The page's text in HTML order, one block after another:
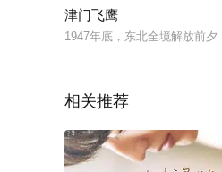
津门飞鹰
1947年底，东北全境解放前
相关推荐